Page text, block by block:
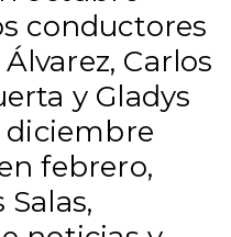
conductores
Carlos
y Gladys
diciembre
febrero,